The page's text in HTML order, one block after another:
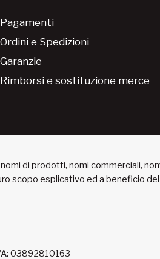
Pagamenti
Ordini e Spedizioni
Garanzie
Rimborsi e sostituzione merce
di prodotti, nomi commerciali,
scopo esplicativo ed a beneficio
03892810163